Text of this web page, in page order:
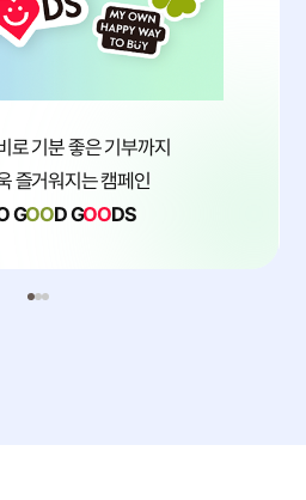
로 기분 좋은 기부까지
즐거워지는 캠페인
GOOD GOODS